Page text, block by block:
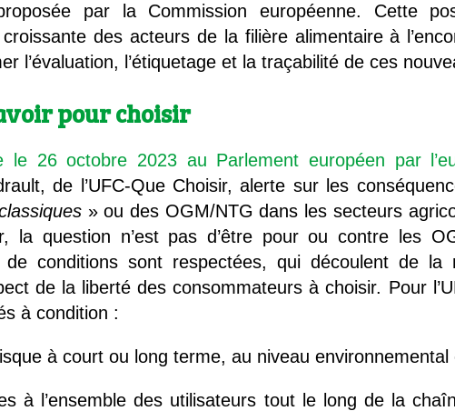
par la Commission européenne. Cette
des acteurs de la filière alimentaire à
l’évaluation, l’étiquetage et la traçabilité de ces
pour choisir
le 26 octobre 2023 au Parlement européen par
de l’UFC-Que Choisir, alerte sur les
es » ou des OGM/NTG dans les secteurs
la question n’est pas d’être pour ou contre les
de conditions sont respectées, qui découlent de
de la liberté des consommateurs à choisir. Pour
à condition :
à court ou long terme, au niveau environnemental
à l’ensemble des utilisateurs tout le long de la